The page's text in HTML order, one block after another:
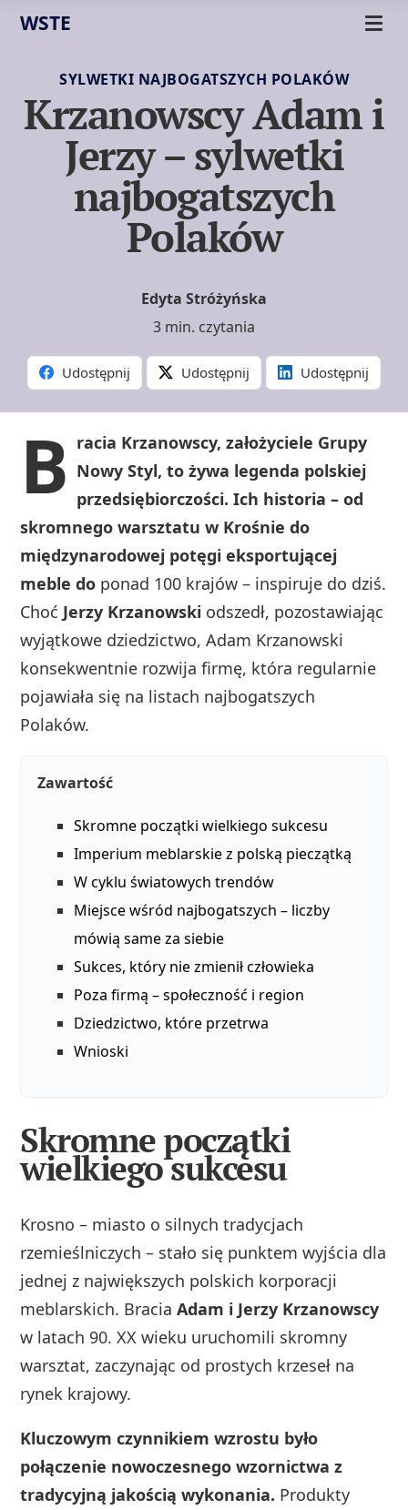
WSTE
SYLWETKI NAJBOGATSZYCH POLAKÓW
Krzanowscy Adam i
Jerzy – sylwetki
najbogatszych
Polaków
Edyta Stróżyńska
3 min. czytania
Udostępnij Udostępnij Udostępnij
B racia Krzanowscy, założyciele Grupy
Nowy Styl, to żywa legenda polskiej
przedsiębiorczości. Ich historia – od
skromnego warsztatu w Krośnie do
międzynarodowej potęgi eksportującej
meble do ponad 100 krajów – inspiruje do dziś.
Choć Jerzy Krzanowski odszedł, pozostawiając
wyjątkowe dziedzictwo, Adam Krzanowski
konsekwentnie rozwija firmę, która regularnie
pojawiała się na listach najbogatszych
Polaków.
Zawartość
Skromne początki wielkiego sukcesu
Imperium meblarskie z polską pieczątką
W cyklu światowych trendów
Miejsce wśród najbogatszych – liczby
mówią same za siebie
Sukces, który nie zmienił człowieka
Poza firmą – społeczność i region
Dziedzictwo, które przetrwa
Wnioski
Skromne początki
wielkiego sukcesu
Krosno – miasto o silnych tradycjach
rzemieślniczych – stało się punktem wyjścia dla
jednej z największych polskich korporacji
meblarskich. BraciaAdam i Jerzy Krzanowscy
w latach 90. XX wieku uruchomili skromny
warsztat, zaczynając od prostych krzeseł na
rynek krajowy.
Kluczowym czynnikiem wzrostu było
połączenie nowoczesnego wzornictwa z
tradycyjną jakością wykonania. Produkty